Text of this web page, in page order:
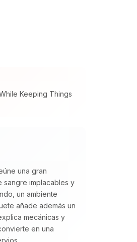
Keeping Things
una gran
sangre implacables y
un ambiente
añade además un
mecánicas y
en una